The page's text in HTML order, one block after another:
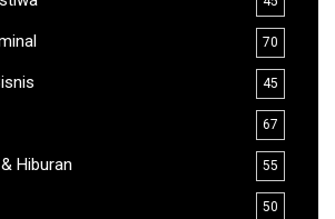
45
70
45
67
Hiburan 55